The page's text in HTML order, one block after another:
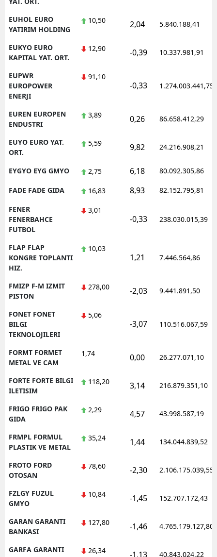
EUHOL EURO
YATIRIM HOLDING
10,50 2,04 5.840.188,41
EUKYO EURO
KAPITAL YAT. ORT.
12,90 -0,39 10.337.981,91
EUPWR
EUROPOWER
ENERJI
91,10
-0,33 1.274.003.441,75
EUREN EUROPEN
ENDUSTRI
3,89 0,26 86.658.412,29
EUYO EURO YAT.
ORT.
5,59 9,82 24.216.908,21
EYGYO EYG GMYO 2,75 6,18 80.092.305,86
FADE FADE GIDA 16,83 8,93 82.152.795,81
FENER
FENERBAHCE
FUTBOL
3,01
-0,33 238.030.015,39
FLAP FLAP
KONGRE TOPLANTI
HIZ.
10,03
1,21 7.446.564,86
FMIZP F-M IZMIT
PISTON
278,00 -2,03 9.441.891,50
FONET FONET
BILGI
TEKNOLOJILERI
5,06
-3,07 110.516.067,59
FORMT FORMET
METAL VE CAM
1,74 0,00 26.277.071,10
FORTE FORTE BILGI
ILETISIM
118,20 3,14 216.879.351,10
FRIGO FRIGO PAK
GIDA
2,29 4,57 43.998.587,19
FRMPL FORMUL
PLASTIK VE METAL
35,24 1,44 134.044.839,52
FROTO FORD
OTOSAN
78,60 -2,30 2.106.175.039,55
FZLGY FUZUL
GMYO
10,84 -1,45 152.707.172,43
GARAN GARANTI
BANKASI
127,80 -1,46 4.765.179.127,80
GARFA GARANTI
26,34 -1,13 40.843.024,22